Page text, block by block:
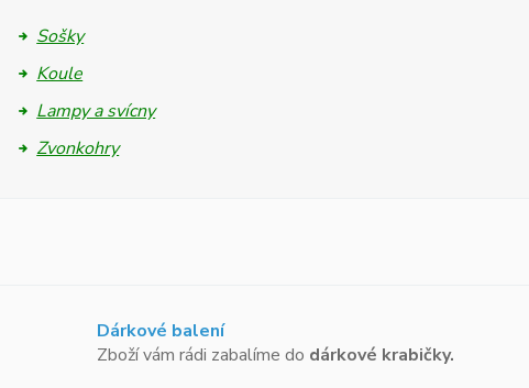
Sošky
Koule
Lampy a svícny
Zvonkohry
Dárkové balení
Zboží vám rádi zabalíme do dárkové krabičky.